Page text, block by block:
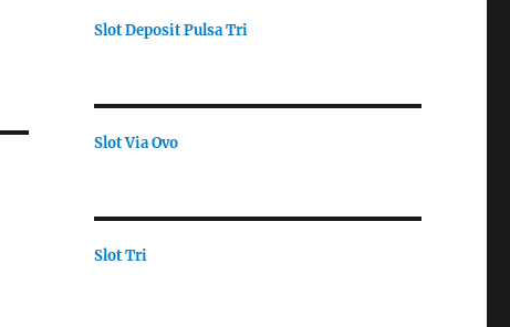
Slot Deposit Pulsa Tri
Slot Via Ovo
Slot Tri